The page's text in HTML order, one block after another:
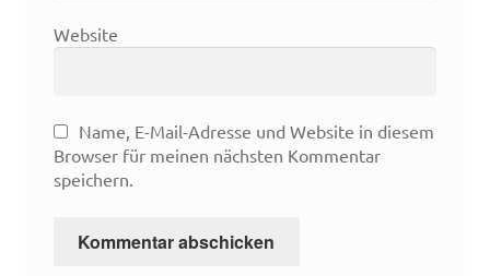
Website
Name, E-Mail-Adresse und Website in diesem
Browser für meinen nächsten Kommentar
speichern.